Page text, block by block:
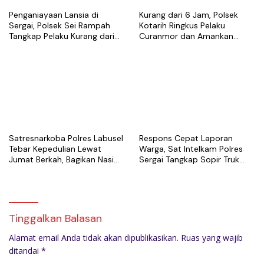
Penganiayaan Lansia di
Sergai, Polsek Sei Rampah
Tangkap Pelaku Kurang dari
Kurang dari 6 Jam, Polsek
Kotarih Ringkus Pelaku
Curanmor dan Amankan
Satresnarkoba Polres Labusel
Tebar Kepedulian Lewat
Jumat Berkah, Bagikan Nasi
Respons Cepat Laporan
Warga, Sat Intelkam Polres
Sergai Tangkap Sopir Truk
Tinggalkan Balasan
Alamat email Anda tidak akan dipublikasikan. Ruas yang wajib
ditandai *